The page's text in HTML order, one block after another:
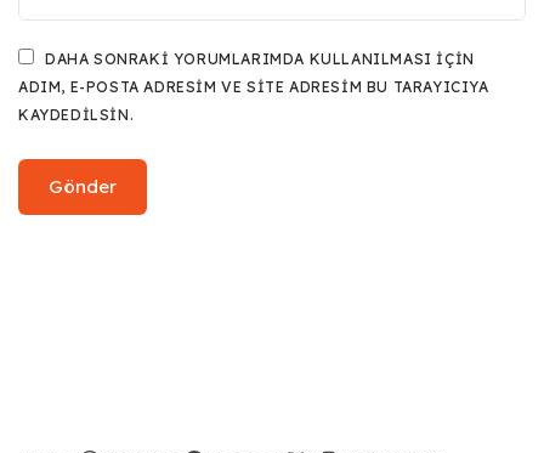
DAHA SONRAKI YORUMLARIMDA KULLANILMASI IÇIN
ADIM, E-POSTA ADRESIM VE SITE ADRESIM BU TARAYICIYA
KAYDEDILSIN.